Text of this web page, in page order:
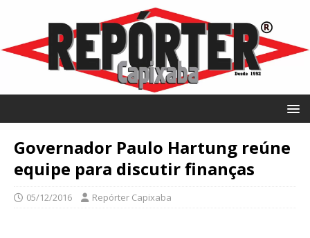
Governador Paulo Hartung reúne
equipe para discutir finanças
05/12/2016 Repórter Capixaba